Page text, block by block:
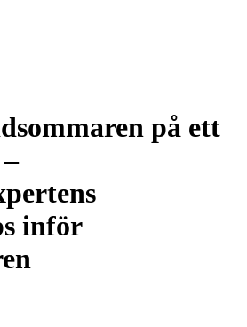
på ett
inför